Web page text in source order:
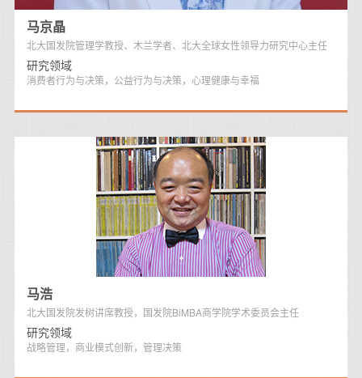
马京晶
北大国发院管理学教授、木兰学者、北大全球女性领导力研究中心主任
研究领域
消费者行为与决策，公益行为与决策，心理健康与幸福
马浩
北大国发院发树讲席教授，国发院BiMBA商学院学术委员会主任
研究领域
战略管理，商业模式创新，管理决策